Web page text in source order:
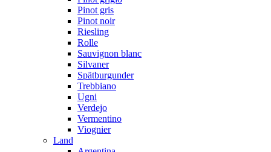
Pinot gris
Pinot noir
Riesling
Rolle
Sauvignon blanc
Silvaner
Spätburgunder
Trebbiano
Ugni
Verdejo
Vermentino
Viognier
Land